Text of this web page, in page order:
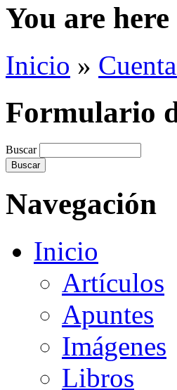
You are here
Inicio »
Formulario
Buscar
Navegación
Inicio
Artículos
Apuntes
Imágenes
Libros